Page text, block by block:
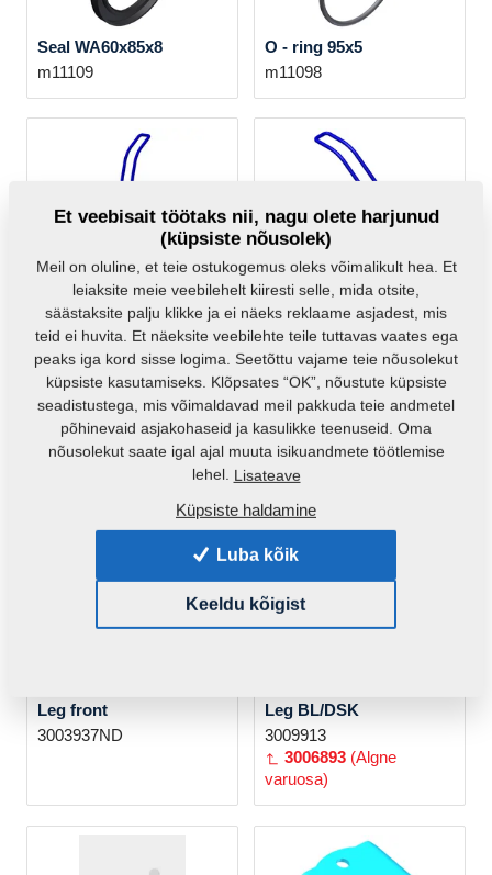
Seal WA60x85x8
m11109
O - ring 95x5
m11098
Deflector pen DB /DSK
m10592 (Algne
varuosa)
Deflector pen
DEFLEKTORU pr.16
m10592
SLUPICE P/DSK 2011
3003937
SLUPICE Z/DSK 2011
3003946
Leg front
3003937ND
Leg BL/DSK
3009913
3006893 (Algne
varuosa)
Et veebisait töötaks nii, nagu olete harjunud
(küpsiste nõusolek)
Meil on oluline, et teie ostukogemus oleks võimalikult hea. Et
leiaksite meie veebilehelt kiiresti selle, mida otsite,
säästaksite palju klikke ja ei näeks reklaame asjadest, mis
teid ei huvita. Et näeksite veebilehte teile tuttavas vaates ega
peaks iga kord sisse logima. Seetõttu vajame teie nõusolekut
küpsiste kasutamiseks. Klõpsates “OK”, nõustute küpsiste
seadistustega, mis võimaldavad meil pakkuda teie andmetel
põhinevaid asjakohaseid ja kasulikke teenuseid. Oma
nõusolekut saate igal ajal muuta isikuandmete töötlemise
lehel. Lisateave
Küpsiste haldamine
Luba kõik
Keeldu kõigist